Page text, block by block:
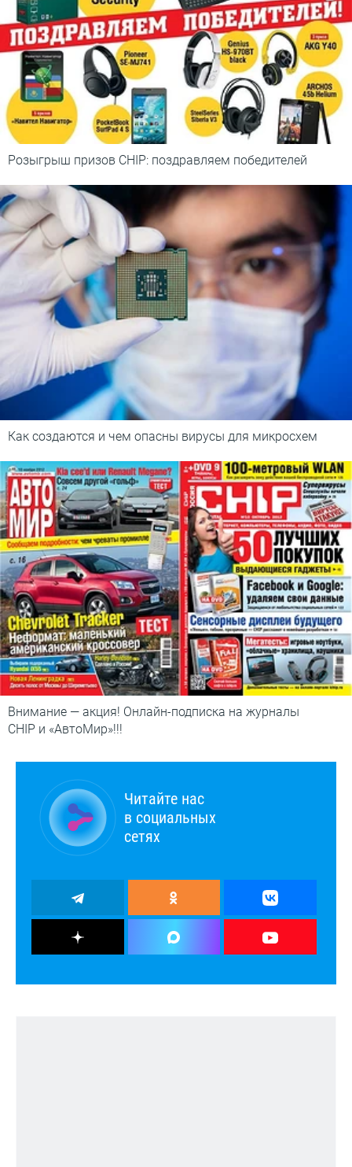
Розыгрыш призов CHIP: поздравляем победителей
Как создаются и чем опасны вирусы для микросхем
Внимание — акция! Онлайн-подписка на журналы
CHIP и «АвтоМир»!!!
Читайте нас
в социальных
сетях